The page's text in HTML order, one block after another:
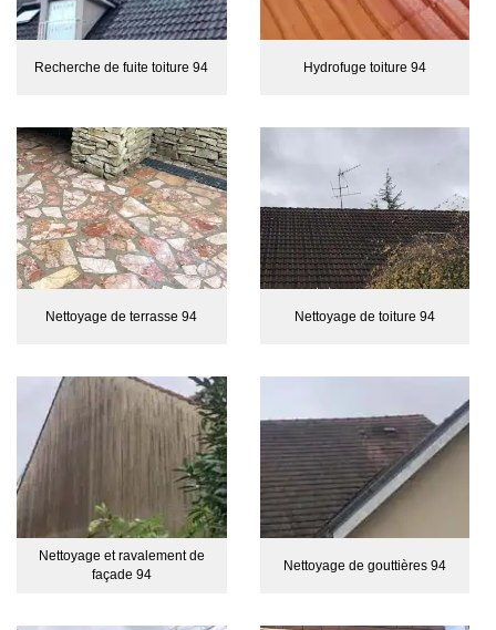
Recherche de fuite toiture 94 Hydrofuge toiture 94
Nettoyage de terrasse 94 Nettoyage de toiture 94
Nettoyage et ravalement de
façade 94
Nettoyage de gouttières 94